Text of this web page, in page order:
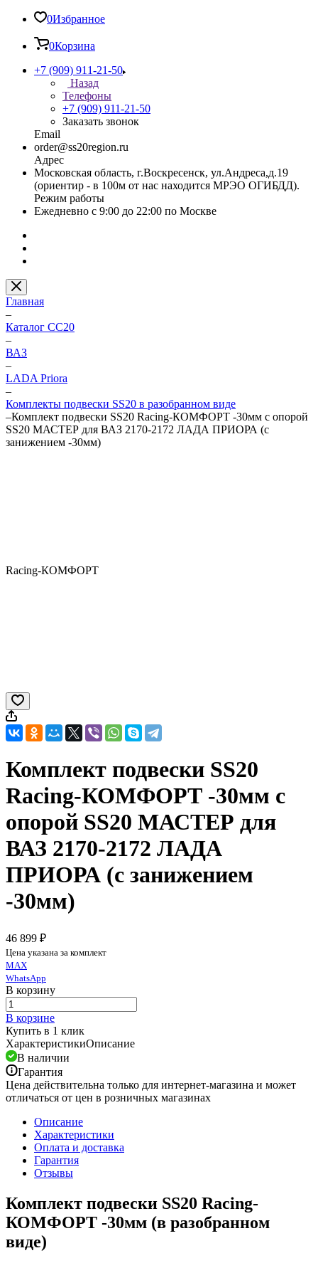
0Избранное
0Корзина
+7 (909) 911-21-50
Назад
Телефоны
+7 (909) 911-21-50
Заказать звонок
Email
order@ss20region.ru
Адрес
Московская область, г.Воскресенск, ул.Андреса,д.19
(ориентир - в 100м от нас находится МРЭО ОГИБДД).
Режим работы
Ежедневно с 9:00 до 22:00 по Москве
Главная
–
Каталог CC20
–
ВАЗ
–
LADA Priora
–
Комплекты подвески SS20 в разобранном виде
–Комплект подвески SS20 Racing-КОМФОРТ -30мм с опорой
SS20 МАСТЕР для ВАЗ 2170-2172 ЛАДА ПРИОРА (с
занижением -30мм)
Racing-КОМФОРТ
Комплект подвески SS20
Racing-КОМФОРТ -30мм с
опорой SS20 МАСТЕР для
ВАЗ 2170-2172 ЛАДА
ПРИОРА (с занижением
-30мм)
46 899 ₽
Цена указана за комплект
MAX
WhatsApp
В корзину
В корзине
Купить в 1 клик
ХарактеристикиОписание
В наличии
Гарантия
Цена действительна только для интернет-магазина и может
отличаться от цен в розничных магазинах
Описание
Характеристики
Оплата и доставка
Гарантия
Отзывы
Комплект подвески SS20 Racing-
КОМФОРТ -30мм (в разобранном
виде)